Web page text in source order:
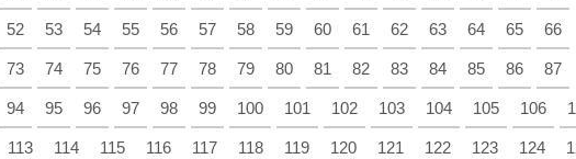
52 53 54 55 56 57 58 59 60 61 62 63 64 65 66
73 74 75 76 77 78 79 80 81 82 83 84 85 86 87
94 95 96 97 98 99 100 101 102 103 104 105 106
113 114 115 116 117 118 119 120 121 122 123 124